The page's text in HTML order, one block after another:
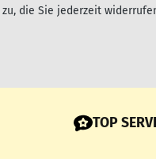
die Sie jederzeit
TOP